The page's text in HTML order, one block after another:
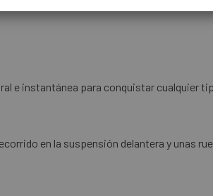
e instantánea para conquistar cualquier
en la suspensión delantera y unas